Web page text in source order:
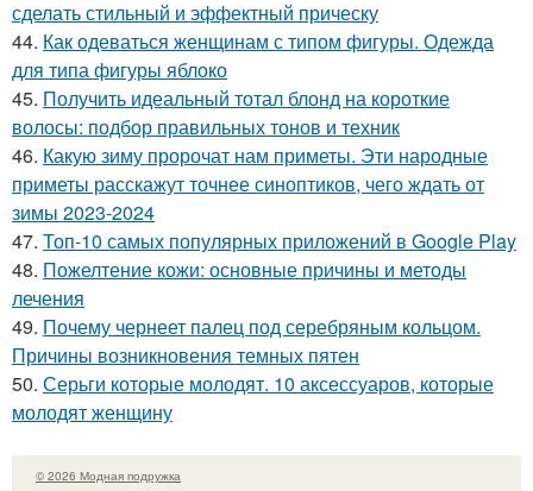
сделать стильный и эффектный прическу
44. Как одеваться женщинам с типом фигуры. Одежда
для типа фигуры яблоко
45. Получить идеальный тотал блонд на короткие
волосы: подбор правильных тонов и техник
46. Какую зиму пророчат нам приметы. Эти народные
приметы расскажут точнее синоптиков, чего ждать от
зимы 2023-2024
47. Топ-10 самых популярных приложений в Google Play
48. Пожелтение кожи: основные причины и методы
лечения
49. Почему чернеет палец под серебряным кольцом.
Причины возникновения темных пятен
50. Серьги которые молодят. 10 аксессуаров, которые
молодят женщину
© 2026 Модная подружка